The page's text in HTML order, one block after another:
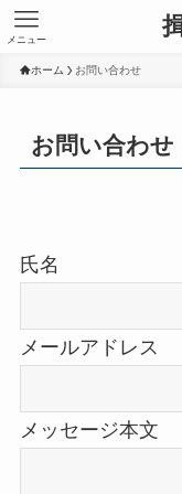
メニュー
ホーム お問い合わせ
お問い合わせ
氏名
メールアドレス
メッセージ本文